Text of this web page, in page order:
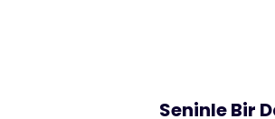
Seninle Bir